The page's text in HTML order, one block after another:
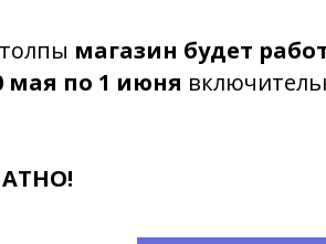
магазин будет
мая по 1 июня